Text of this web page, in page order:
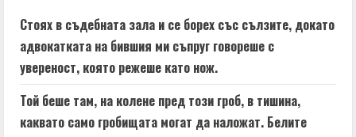
e
R
e
a
Стоях в съдебната зала и се борех със сълзите, докато
адвокатката на бившия ми съпруг говореше с
увереност, която режеше като нож.
Той беше там, на колене пред този гроб, в тишина,
каквато само гробищата могат да наложат. Белите